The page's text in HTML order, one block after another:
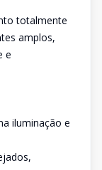
totalmente
amplos,
e
iluminação e